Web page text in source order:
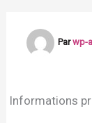
Parwp-
Informations